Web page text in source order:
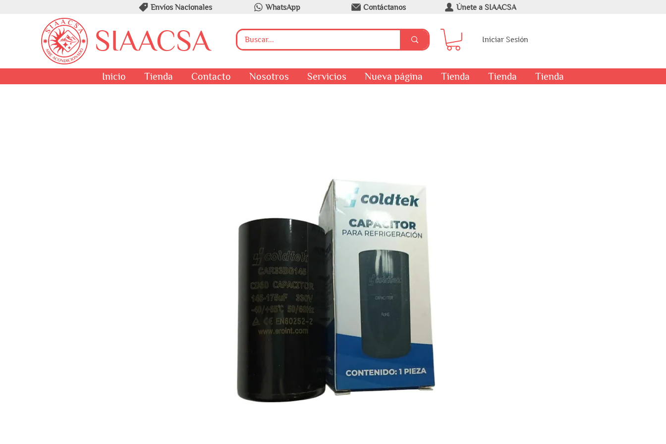
Envíos Nacionales WhatsApp Contáctanos Únete a SIAACSA
SIAACSA Iniciar Sesión
Inicio Tienda Contacto Nosotros Servicios Nueva página Tienda Tienda Tienda